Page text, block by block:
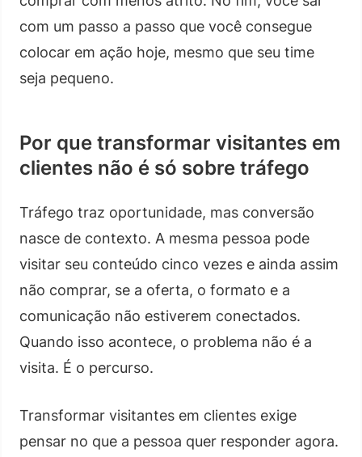
com um passo a passo que você consegue
colocar em ação hoje, mesmo que seu time
seja pequeno.
Por que transformar visitantes em
clientes não é só sobre tráfego
Tráfego traz oportunidade, mas conversão
nasce de contexto. A mesma pessoa pode
visitar seu conteúdo cinco vezes e ainda assim
não comprar, se a oferta, o formato e a
comunicação não estiverem conectados.
Quando isso acontece, o problema não é a
visita. É o percurso.
Transformar visitantes em clientes exige
pensar no que a pessoa quer responder agora.